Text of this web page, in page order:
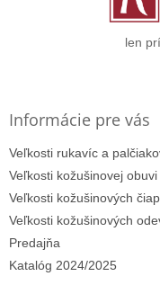
len
Informácie pre vás
Veľkosti rukavíc a
Veľkosti kožušinovej obuvi
Veľkosti kožušinových
Veľkosti kožušinových
Predajňa
Katalóg 2024/2025